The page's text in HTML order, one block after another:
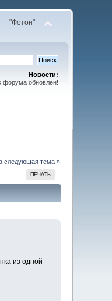
"Фотон"
Новости:
форума обновлен!
следующая тема »
ПЕЧАТЬ
из одной